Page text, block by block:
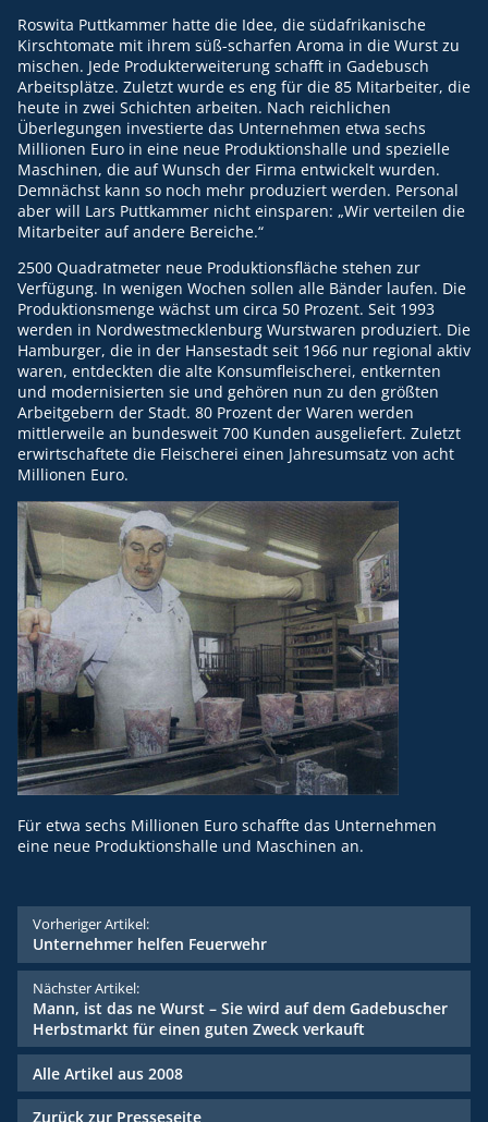
Roswita Puttkammer hatte die Idee, die südafrikanische
Kirschtomate mit ihrem süß-scharfen Aroma in die Wurst zu
mischen. Jede Produkterweiterung schafft in Gadebusch
Arbeitsplätze. Zuletzt wurde es eng für die 85 Mitarbeiter, die
heute in zwei Schichten arbeiten. Nach reichlichen
Überlegungen investierte das Unternehmen etwa sechs
Millionen Euro in eine neue Produktionshalle und spezielle
Maschinen, die auf Wunsch der Firma entwickelt wurden.
Demnächst kann so noch mehr produziert werden. Personal
aber will Lars Puttkammer nicht einsparen: „Wir verteilen die
Mitarbeiter auf andere Bereiche.“
2500 Quadratmeter neue Produktionsfläche stehen zur
Verfügung. In wenigen Wochen sollen alle Bänder laufen. Die
Produktionsmenge wächst um circa 50 Prozent. Seit 1993
werden in Nordwestmecklenburg Wurstwaren produziert. Die
Hamburger, die in der Hansestadt seit 1966 nur regional aktiv
waren, entdeckten die alte Konsumfleischerei, entkernten
und modernisierten sie und gehören nun zu den größten
Arbeitgebern der Stadt. 80 Prozent der Waren werden
mittlerweile an bundesweit 700 Kunden ausgeliefert. Zuletzt
erwirtschaftete die Fleischerei einen Jahresumsatz von acht
Millionen Euro.
Für etwa sechs Millionen Euro schaffte das Unternehmen
eine neue Produktionshalle und Maschinen an.
Vorheriger Artikel:
Unternehmer helfen Feuerwehr
Nächster Artikel:
Mann, ist das ne Wurst – Sie wird auf dem Gadebuscher
Herbstmarkt für einen guten Zweck verkauft
Alle Artikel aus 2008
Zurück zur Presseseite